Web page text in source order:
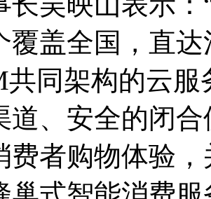
覆盖全国，直
同架构的云
道、安全的闭
费者购物体验